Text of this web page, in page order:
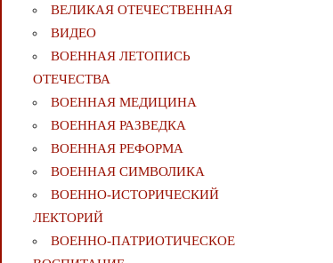
ВЕЛИКАЯ ОТЕЧЕСТВЕННАЯ
ВИДЕО
ВОЕННАЯ ЛЕТОПИСЬ
ОТЕЧЕСТВА
ВОЕННАЯ МЕДИЦИНА
ВОЕННАЯ РАЗВЕДКА
ВОЕННАЯ РЕФОРМА
ВОЕННАЯ СИМВОЛИКА
ВОЕННО-ИСТОРИЧЕСКИЙ
ЛЕКТОРИЙ
ВОЕННО-ПАТРИОТИЧЕСКОЕ